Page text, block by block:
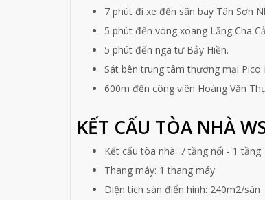
7 phút đi xe đến sân bay Tân Sơn
5 phút đến vòng xoang Lăng Cha
5 phút đến ngã tư Bảy Hiền.
Sát bên trung tâm thương mại Pico
600m đến công viên Hoàng Văn
KẾT CẤU TÒA NHÀ
Kết cấu tòa nhà: 7 tầng nổi - 1 tầng
Thang máy: 1 thang máy
Diện tích sàn điển hình: 240m2/sàn